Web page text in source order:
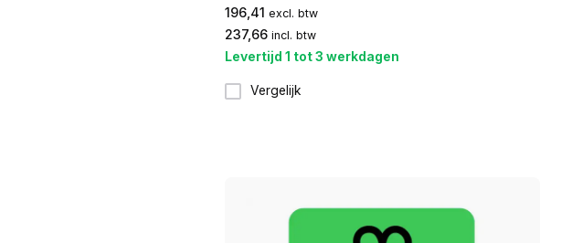
196,41 excl. btw
237,66 incl. btw
Levertijd 1 tot 3 werkdagen
Vergelijk